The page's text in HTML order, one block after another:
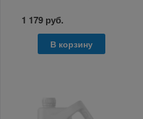
1 179 руб.
В корзину